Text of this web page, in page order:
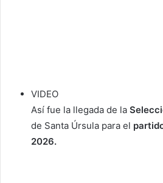
VIDEO
Así fue la llegada de la
de Santa Úrsula para el
2026.